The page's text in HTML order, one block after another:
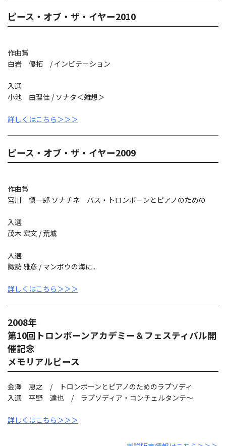
ピース・オブ・ザ・イヤー2010
作曲賞
白岩 優拓 / インビテーション
入選
小池 由理佳 / ソナタ＜雑想＞
詳しくはこちら＞＞＞
ピース・オブ・ザ・イヤー2009
作曲賞
宮川 慎一郎 ソナチネ バス・トロンボーンとピアノのための
入選
茂木 宏文 / 荒城
入選
諏訪 雅彦 / マンボウの海に...
詳しくはこちら＞＞＞
2008年
第10回トロンボーンアカデミー＆フェスティバル開
催記念
メモリアルピース
金澤 恵之 / トロンボーンとピアノのためのラプソディ
入選 平野 達也 / ラプソディア・コンチェルタンテ～
詳しくはこちら＞＞＞